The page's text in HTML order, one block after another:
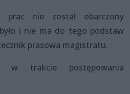
prac nie został obarczony
i nie ma do tego podstaw
prasowa magistratu.
w trakcie postępowania